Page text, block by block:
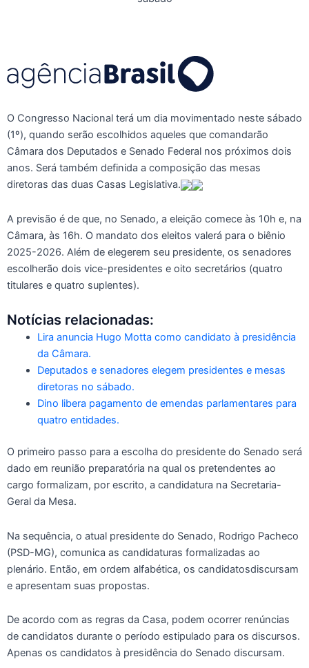
O Congresso Nacional terá um dia movimentado neste sábado
(1º), quando serão escolhidos aqueles que comandarão
Câmara dos Deputados e Senado Federal nos próximos dois
anos. Será também definida a composição das mesas
diretoras das duas Casas Legislativa.
A previsão é de que, no Senado, a eleição comece às 10h e, na
Câmara, às 16h. O mandato dos eleitos valerá para o biênio
2025-2026. Além de elegerem seu presidente, os senadores
escolherão dois vice-presidentes e oito secretários (quatro
titulares e quatro suplentes).
Notícias relacionadas:
Lira anuncia Hugo Motta como candidato à presidência
da Câmara.
Deputados e senadores elegem presidentes e mesas
diretoras no sábado.
Dino libera pagamento de emendas parlamentares para
quatro entidades.
O primeiro passo para a escolha do presidente do Senado será
dado em reunião preparatória na qual os pretendentes ao
cargo formalizam, por escrito, a candidatura na Secretaria-
Geral da Mesa.
Na sequência, o atual presidente do Senado, Rodrigo Pacheco
(PSD-MG), comunica as candidaturas formalizadas ao
plenário. Então, em ordem alfabética, os candidatosdiscursam
e apresentam suas propostas.
De acordo com as regras da Casa, podem ocorrer renúncias
de candidatos durante o período estipulado para os discursos.
Apenas os candidatos à presidência do Senado discursam.